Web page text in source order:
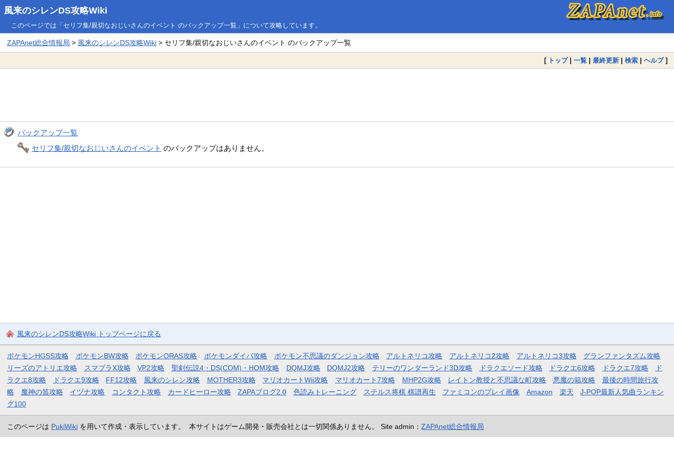
風来のシレンDS攻略Wiki
このページでは「セリフ集/親切なおじいさんのイベント のバックアップ一覧」について攻略しています。
ZAPAnet総合情報局 > 風来のシレンDS攻略Wiki > セリフ集/親切なおじいさんのイベント のバックアップ一覧
[ トップ| 一覧 | 最終更新 | 検索 | ヘルプ]
バックアップ一覧
セリフ集/親切なおじいさんのイベント のバックアップはありません。
風来のシレンDS攻略Wiki トップページに戻る
ポケモンHGSS攻略 ポケモンBW攻略 ポケモンORAS攻略 ポケモンダイパ攻略 ポケモン不思議のダンジョン攻略 アルトネリコ攻略 アルトネリコ2攻略 アルトネリコ3攻略
グランファンタズム攻略
リーズのアトリエ攻略
スマブラX攻略 VP2攻略 聖剣伝説4・DS(COM)・HOM攻略 DQMJ攻略 DQMJ2攻略 テリーのワンダーランド3D攻略 ドラクエソード攻略 ドラクエ6攻略 ドラクエ7攻略
ド
ラクエ8攻略
ドラクエ9攻略 FF12攻略 風来のシレン攻略 MOTHER3攻略 マリオカートWii攻略 マリオカート7攻略 MHP2G攻略 レイトン教授と不思議な町攻略 悪魔の箱攻略
最後の時間旅行攻
略
魔神の笛攻略 イヅナ攻略 コンタクト攻略 カードヒーロー攻略 ZAPAブログ2.0 色読みトレーニング ステルス将棋 棋譜再生 ファミコンのプレイ画像 Amazon 楽天
J-POP最新人気曲ランキン
グ100
このページは PukiWikiを用いて作成・表示しています。 本サイトはゲーム開発・販売会社とは一切関係ありません。 Site admin： ZAPAnet総合情報局